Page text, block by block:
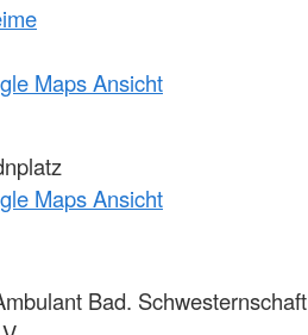
Maps Ansicht
Maps Ansicht
Bad. Schwesternschaft